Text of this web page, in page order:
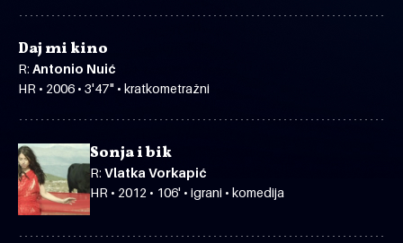
Daj mi kino
R: Antonio Nuić
HR • 2006 • 3'47" • kratkometražni
Sonja i bik
R: Vlatka Vorkapić
HR • 2012 • 106' • igrani • komedija